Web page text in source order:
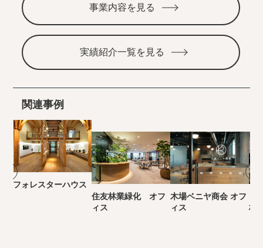
事業内容を見る
実績紹介一覧を見る
関連事例
フォレスターハウス
住友林業緑化 オフ
ィス
木場ベニヤ商会 オフ
ィス
林